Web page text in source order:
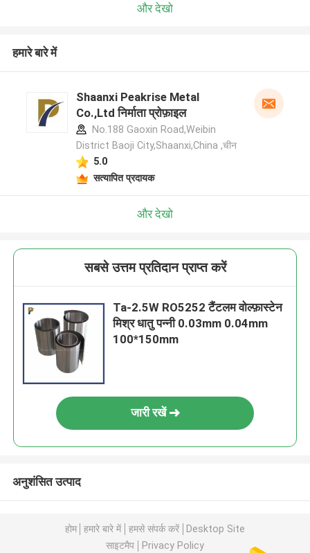
और देखो
हमारे बारे में
Shaanxi Peakrise Metal
Co.,Ltd निर्माता प्रोफ़ाइल
No.188 Gaoxin Road,Weibin
District Baoji City,Shaanxi,China ,चीन
5.0
सत्यापित प्रदायक
और देखो
सबसे उत्तम प्रतिदान प्राप्त करें
Ta-2.5W RO5252 टैंटलम वोल्फ़ास्टेन
मिश्र धातु पन्नी 0.03mm 0.04mm
100*150mm
जारी रखें
अनुशंसित उत्पाद
होम हमारे बारे में हमसे संपर्क करें
Desktop Site
साइटमैप
Privacy Policy